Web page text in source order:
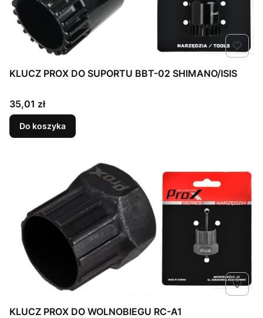
KLUCZ PROX DO SUPORTU BBT-02 SHIMANO/ISIS
Cena
35,01 zł
Do koszyka
KLUCZ PROX DO WOLNOBIEGU RC-A1